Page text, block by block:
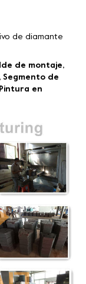
de diamante
de montaje,
de
en